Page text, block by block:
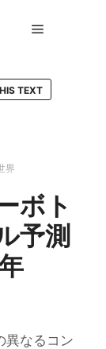
TEXT
界
ボト
予測
異なるコン